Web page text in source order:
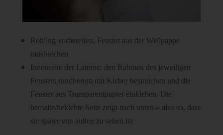
Rohling vorbereiten, Fenster aus der Wellpappe
rausbrechen
Innenseite der Laterne: den Rahmen des jeweiligen
Fensters rundherum mit Kleber bestreichen und die
Fenster aus Transparentpapier einkleben. Die
bemalte/beklebte Seite zeigt nach unten – also so, dass
sie später von außen zu sehen ist